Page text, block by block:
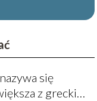
się
z greckich